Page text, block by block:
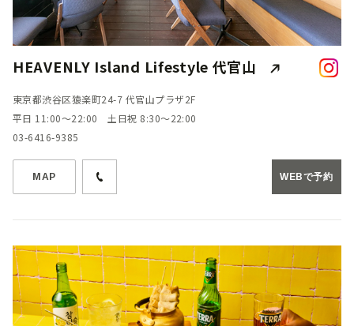
HEAVENLY Island Lifestyle 代官山
東京都渋谷区猿楽町24-7 代官山プラザ2F
平日 11:00～22:00 土日祝 8:30～22:00
03-6416-9385
MAP WEBで予約